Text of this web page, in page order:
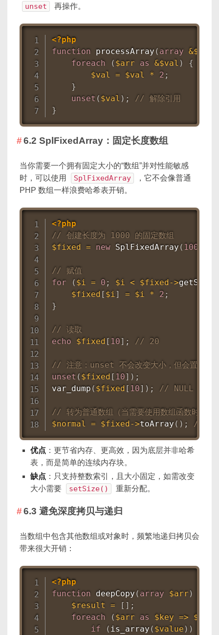
unset 再操作。
<?php
function
processArray ( array &$arr
foreach
( $arr as &$val )
{
$val
= $val * 2 ;
}
unset ( $val ) ;
// 解除引用
}
6.2 SplFixedArray：固定长度数组
当你需要一个拥有固定大小的“数组”并对性能敏感
时，可以使用
SplFixedArray
，它不会像普通
PHP 数组一样浪费哈希表开销。
<?php
// 创建长度为 1000 的固定数组
$fixed = new SplFixedArray ( 1000
// 赋值
for
( $i = 0 ; $i < $fixed->getSize
$fixed [ $i ] = $i * 2 ;
}
// 读取
echo
$fixed [ 10] ; // 20
// 注意：unset 不会改变大小，但会置为
unset ( $fixed [ 10] ) ;
var_dump ( $fixed [ 10] ) ; // NULL
// 转为普通数组（当需要使用数组函数时）
$normal
= $fixed->toArray ( ) ; // 约
优点 ：更节省内存、更高效，因为底层并非哈希
表，而是简单的连续内存块。
缺点 ：只支持整数索引，且大小固定，如需改变
大小需要
setSize() 重新分配。
6.3 避免深度拷贝与递归
当数组中包含其他数组或对象时，频繁地递归拷贝会
带来很大开销：
<?php
function
deepCopy ( array $arr )
$result
= [ ] ;
foreach
( $arr as $key =>
if
( is_array ( $value ) )